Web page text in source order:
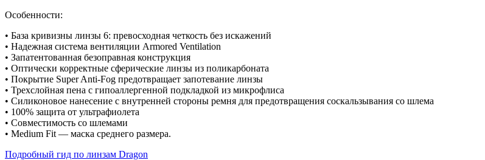
Особенности:
• База кривизны линзы 6: превосходная четкость без искажений
• Надежная система вентиляции Armored Ventilation
• Запатентованная безоправная конструкция
• Оптически корректные сферические линзы из поликарбоната
• Покрытие Super Anti-Fog предотвращает запотевание линзы
• Трехслойная пена с гипоаллергенной подкладкой из микрофлиса
• Силиконовое нанесение с внутренней стороны ремня для предотвращения соскальзывания со шлема
• 100% защита от ультрафиолета
• Совместимость со шлемами
• Medium Fit — маска среднего размера.
Подробный гид по линзам Dragon